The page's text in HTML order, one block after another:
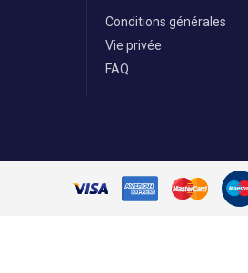
Conditions générales
Vie privée
FAQ